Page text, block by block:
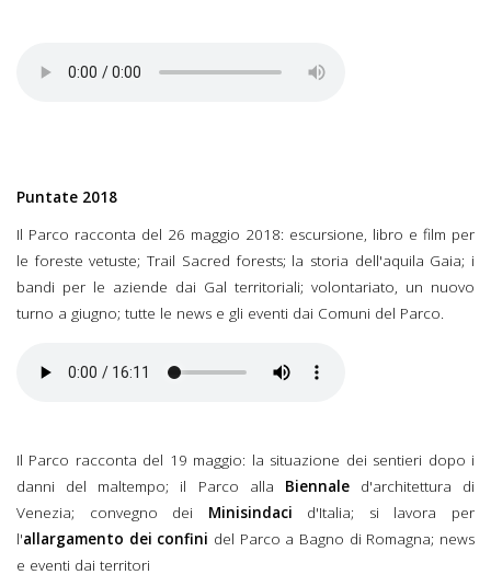
Il Parco racconta del 19
Puntate 2018
Il Parco racconta del 26 maggio 2018: escursione, libro e film per
le foreste vetuste; Trail Sacred forests; la storia dell'aquila Gaia; i
bandi per le aziende dai Gal territoriali; volontariato, un nuovo
turno a giugno; tutte le news e gli eventi dai Comuni del Parco.
Il Parco racconta del 26
Il Parco racconta del 19 maggio: la situazione dei sentieri dopo i
danni del maltempo; il Parco alla Biennaled'architettura di
Venezia; convegno dei Minisindaci d'Italia; si lavora per
l'allargamento dei confini del Parco a Bagno di Romagna; news
e eventi dai territori